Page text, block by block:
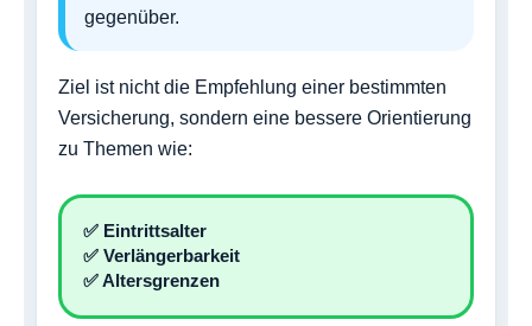
gegenüber.
Ziel ist nicht die Empfehlung einer bestimmten
Versicherung, sondern eine bessere Orientierung
zu Themen wie:
✅ Eintrittsalter
✅ Verlängerbarkeit
✅ Altersgrenzen